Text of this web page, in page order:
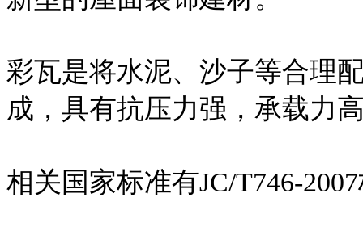
彩瓦是将水泥、沙子等合理
成，具有抗压力强，承载力
相关国家标准有JC/T746-